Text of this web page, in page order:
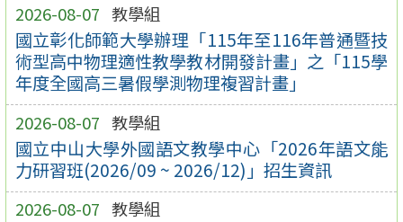
2026-08-07 教學組
國立彰化師範大學辦理「115年至116年普通暨技
術型高中物理適性教學教材開發計畫」之「115學
年度全國高三暑假學測物理複習計畫」
2026-08-07 教學組
國立中山大學外國語文教學中心「2026年語文能
力研習班(2026/09 ~ 2026/12)」招生資訊
2026-08-07 教學組